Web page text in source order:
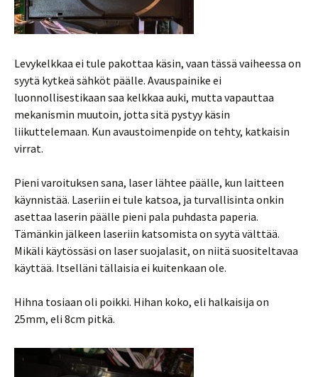
Levykelkkaa ei tule pakottaa käsin, vaan tässä vaiheessa on
syytä kytkeä sähköt päälle. Avauspainike ei
luonnollisestikaan saa kelkkaa auki, mutta vapauttaa
mekanismin muutoin, jotta sitä pystyy käsin
liikuttelemaan. Kun avaustoimenpide on tehty, katkaisin
virrat.
Pieni varoituksen sana, laser lähtee päälle, kun laitteen
käynnistää. Laseriin ei tule katsoa, ja turvallisinta onkin
asettaa laserin päälle pieni pala puhdasta paperia.
Tämänkin jälkeen laseriin katsomista on syytä välttää.
Mikäli käytössäsi on laser suojalasit, on niitä suositeltavaa
käyttää. Itselläni tällaisia ei kuitenkaan ole.
Hihna tosiaan oli poikki. Hihan koko, eli halkaisija on
25mm, eli 8cm pitkä.